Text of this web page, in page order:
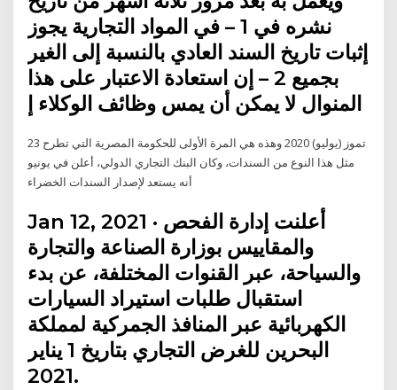
نشره في 1 – في المواد التجارية يجوز
إثبات تاريخ السند العادي بالنسبة إلى الغير
بجميع 2 – إن استعادة الاعتبار على هذا
المنوال لا يمكن أن يمس وظائف الوكلاء إ
23 تموز (يوليو) 2020 وهذه هي المرة الأولى للحكومة المصرية التي تطرح
مثل هذا النوع من السندات، وكان البنك التجاري الدولي، أعلن في يونيو
Jan 12, 2021 · أعلنت إدارة الفحص
والمقاييس بوزارة الصناعة والتجارة
والسياحة، عبر القنوات المختلفة، عن بدء
استقبال طلبات استيراد السيارات
الكهربائية عبر المنافذ الجمركية لمملكة
البحرين للغرض التجاري بتاريخ 1 يناير
2021.